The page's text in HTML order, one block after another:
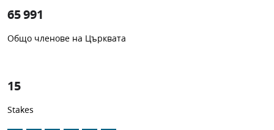
65 991
Общо членове на Църквата
1 -in-
15
Stakes